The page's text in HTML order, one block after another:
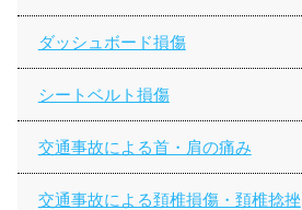
ダッシュボード損傷
シートベルト損傷
交通事故による首・肩の痛み
交通事故による頚椎損傷・頚椎捻挫